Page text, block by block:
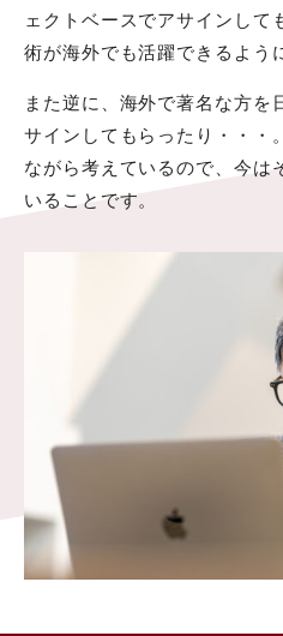
ェクトベースでアサインして
術が海外でも活躍できるよう
また逆に、海外で著名な方を
サインしてもらったり・・・
ながら考えているので、今は
いることです。